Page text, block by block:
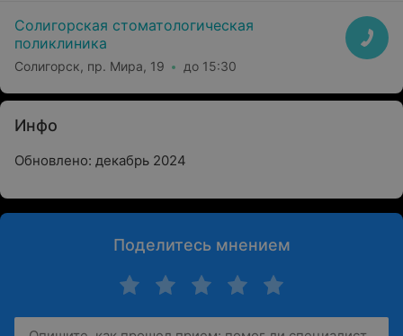
Солигорская стоматологическая
поликлиника
Солигорск, пр. Мира, 19 до 15:30
Инфо
Обновлено: декабрь 2024
Поделитесь мнением